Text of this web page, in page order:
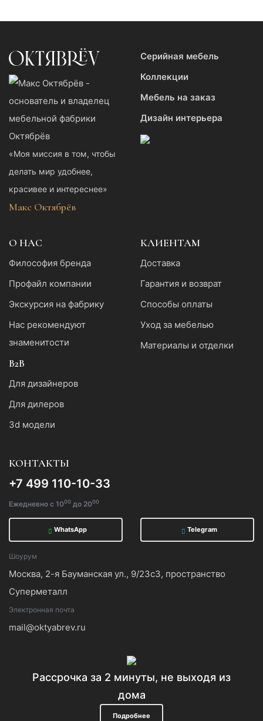
«Моя миссия в том, чтобы
делать мир удобнее,
красивее и интереснее»
Макс Октябрёв
Серийная мебель
Коллекции
Мебель на заказ
Дизайн интерьера
О НАС
Философия бренда
Профайл компании
Экскурсия на фабрику
Нас рекомендуют
знаменитости
B2B
Для дизайнеров
Для дилеров
3d модели
КЛИЕНТАМ
Доставка
Гарантия и возврат
Способы оплаты
Уход за мебелью
Материалы и отделки
КОНТАКТЫ
+7 499 110-10-33
Ежедневно с 1000 до 2000
WhatsApp Telegram
Шоурум
Москва, 2-я Бауманская ул., 9/23с3, пространство
Суперметалл
Электронная почта
mail@oktyabrev.ru
Рассрочка за 2 минуты, не выходя из
дома
Подробнее